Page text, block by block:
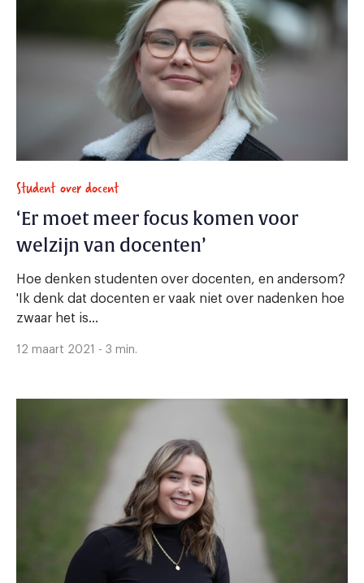
Student over docent
‘Er moet meer focus komen voor
welzijn van docenten’
Hoe denken studenten over docenten, en andersom?
'Ik denk dat docenten er vaak niet over nadenken hoe
zwaar het is...
12 maart 2021 - 3 min.